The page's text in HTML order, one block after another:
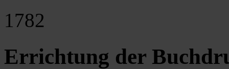
1782
Errichtung der